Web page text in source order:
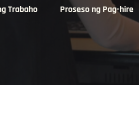
Trabaho Proseso ng Pag-hire